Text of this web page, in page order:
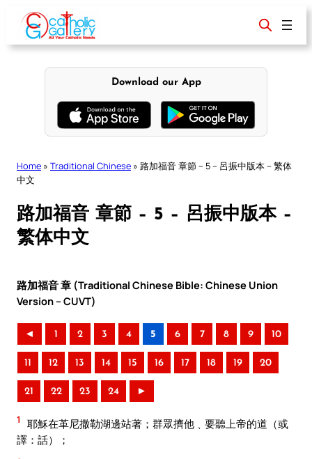
content
Download our App
Home » Traditional Chinese » 路加福音 章節 – 5 – 呂振中版本 – 繁体
中文
路加福音 章節 – 5 – 呂振中版本 –
繁体中文
路加福音 章 (Traditional Chinese Bible: Chinese Union
Version – CUVT)
◄ 1 2 3 4 5 6 7 8 9 10
11 12 13 14 15 16 17 18 19 20
21 22 23 24 ►
1
耶穌在革尼撒勒湖邊站著；群眾擠他﹑要聽上帝的道（或
譯：話）；